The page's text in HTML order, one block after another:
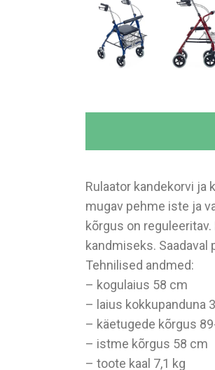
Rulaator kandekorvi ja
mugav pehme iste ja
kõrgus on
kandmiseks. Saadaval
Tehnilised andmed:
– kogulaius 58 cm
– laius kokkupanduna
– käetugede kõrgus
– istme kõrgus 58 cm
– toote kaal 7,1 kg